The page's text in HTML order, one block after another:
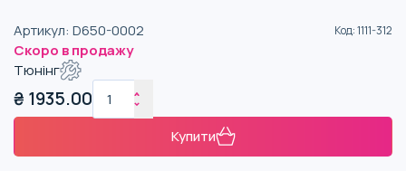
Артикул: D650-0002 Код:1111-312
Скоро в продажу
Тюнінг
₴ 1935.00
Купити